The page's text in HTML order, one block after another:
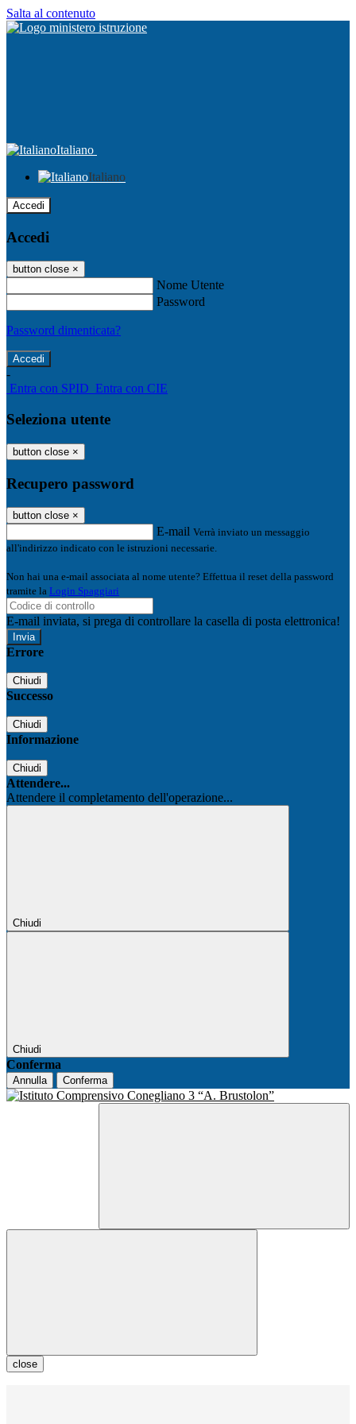
Salta al contenuto
Italiano
Italiano
Accedi
Accedi
button close ×
Nome Utente
Password
Password dimenticata?
-
Entra con SPID Entra con CIE
Seleziona utente
button close ×
Recupero password
button close ×
E-mail Verrà inviato un messaggio
all'indirizzo indicato con le istruzioni necessarie.
Non hai una e-mail associata al nome utente? Effettua il reset della password
tramite la Login Spaggiari
E-mail inviata, si prega di controllare la casella di posta elettronica!
Errore
Chiudi
Successo
Chiudi
Informazione
Chiudi
Attendere...
Attendere il completamento dell'operazione...
Chiudi
Chiudi
Conferma
Annulla Conferma
close